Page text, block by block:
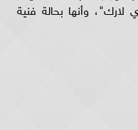
وأنها بحالة فنية